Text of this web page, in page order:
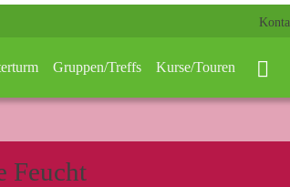
Gruppen/Treffs Kurse/Touren
Feucht